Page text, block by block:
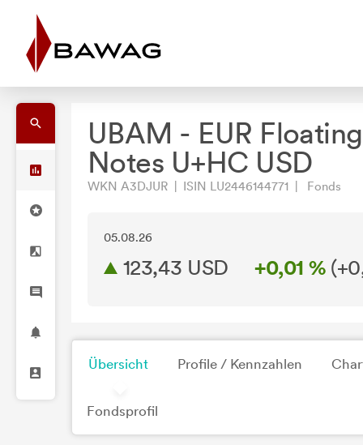
UBAM - EUR
Notes U+HC USD
WKN A3DJUR | ISIN LU2446144771 | Fonds
05.08.26
123,43 USD +0,01 % (
Übersicht Profile / Kennzahlen
Fondsprofil